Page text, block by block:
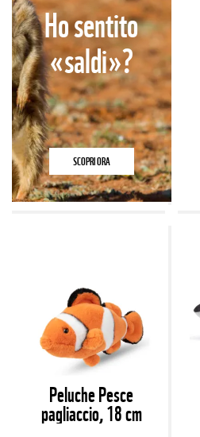
Ho sentito
«saldi»?
SCOPRI ORA
Peluche Pesce
pagliaccio, 18 cm